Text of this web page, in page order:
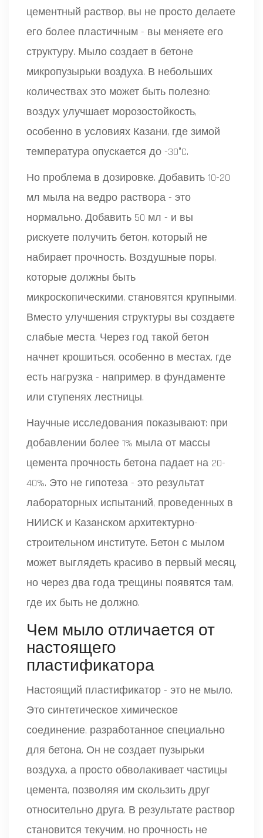
цементный раствор, вы не просто делаете
его более пластичным - вы меняете его
структуру. Мыло создает в бетоне
микропузырьки воздуха. В небольших
количествах это может быть полезно:
воздух улучшает морозостойкость,
особенно в условиях Казани, где зимой
температура опускается до -30°C.
Но проблема в дозировке. Добавить 10-20
мл мыла на ведро раствора - это
нормально. Добавить 50 мл - и вы
рискуете получить бетон, который не
набирает прочность. Воздушные поры,
которые должны быть
микроскопическими, становятся крупными.
Вместо улучшения структуры вы создаете
слабые места. Через год такой бетон
начнет крошиться, особенно в местах, где
есть нагрузка - например, в фундаменте
или ступенях лестницы.
Научные исследования показывают: при
добавлении более 1% мыла от массы
цемента прочность бетона падает на 20-
40%. Это не гипотеза - это результат
лабораторных испытаний, проведенных в
НИИСК и Казанском архитектурно-
строительном институте. Бетон с мылом
может выглядеть красиво в первый месяц,
но через два года трещины появятся там,
где их быть не должно.
Чем мыло отличается от
настоящего
пластификатора
Настоящий пластификатор - это не мыло.
Это синтетическое химическое
соединение, разработанное специально
для бетона. Он не создает пузырьки
воздуха, а просто обволакивает частицы
цемента, позволяя им скользить друг
относительно друга. В результате раствор
становится текучим, но прочность не